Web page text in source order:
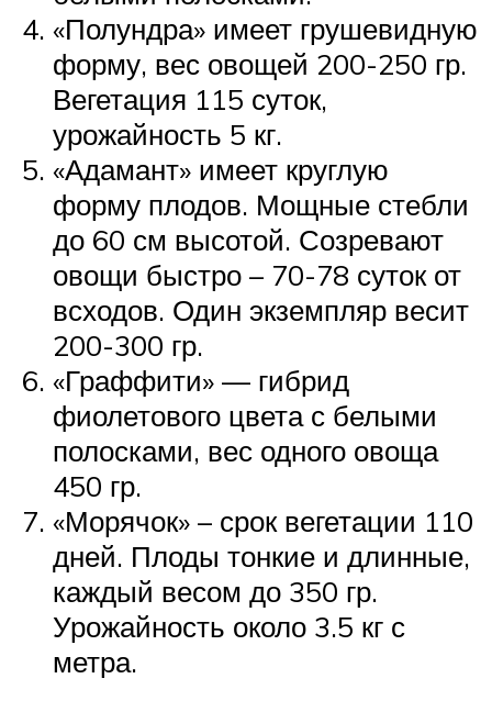
«Полундра» имеет грушевидную
форму, вес овощей 200-250 гр.
Вегетация 115 суток,
урожайность 5 кг.
«Адамант» имеет круглую
форму плодов. Мощные стебли
до 60 см высотой. Созревают
овощи быстро – 70-78 суток от
всходов. Один экземпляр весит
200-300 гр.
«Граффити» — гибрид
фиолетового цвета с белыми
полосками, вес одного овоща
450 гр.
«Морячок» – срок вегетации 110
дней. Плоды тонкие и длинные,
каждый весом до 350 гр.
Урожайность около 3.5 кг с
метра.